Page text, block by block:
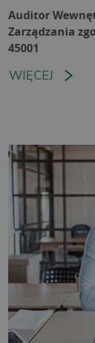
Auditor
Zarządzania
45001
WIĘCEJ